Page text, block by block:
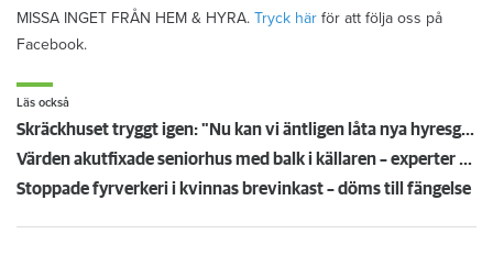
MISSA INGET FRÅN HEM & HYRA. Tryck här för att följa oss på
Facebook.
Läs också
Skräckhuset tryggt igen: "Nu kan vi äntligen låta nya hyresgäster flytta in"
Värden akutfixade seniorhus med balk i källaren – experter oense om risk för kollaps
Stoppade fyrverkeri i kvinnas brevinkast – döms till fängelse